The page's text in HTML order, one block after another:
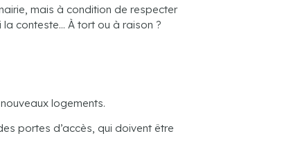
mais à condition de respecter
la conteste… À tort ou à raison ?
logements.
portes d’accès, qui doivent être